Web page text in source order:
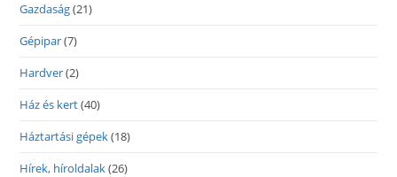
Gazdaság(21)
Gépipar(7)
Hardver(2)
Ház és kert(40)
Háztartási gépek(18)
Hírek, híroldalak(26)